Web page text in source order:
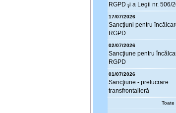
RGPD şi a Legii nr. 506/
17/07/2026
Sancţiuni pentru
RGPD
02/07/2026
Sancţiune pentru
RGPD
01/07/2026
Sancţiune - prelucrare
transfrontalieră
Toate